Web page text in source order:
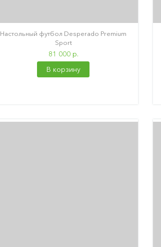
Настольный футбол Desperado Premium
Sport
81 000 р.
В корзину